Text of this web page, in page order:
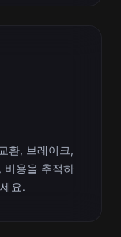
환, 브레이크,
비용을 추적하
요.